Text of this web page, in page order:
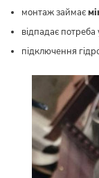
монтаж займає
відпадає
підключення